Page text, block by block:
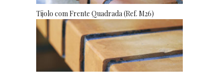
Tijolo com Frente Quadrada (Ref. M26)